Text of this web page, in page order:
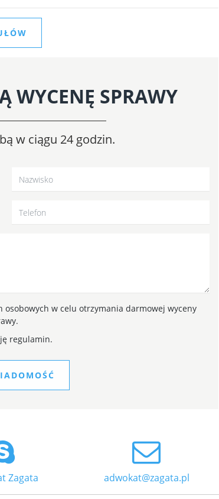
WYCENĘ SPRAWY
w ciągu 24 godzin.
w celu otrzymania darmowej wyceny
regulamin.
Zagata adwokat@zagata.pl